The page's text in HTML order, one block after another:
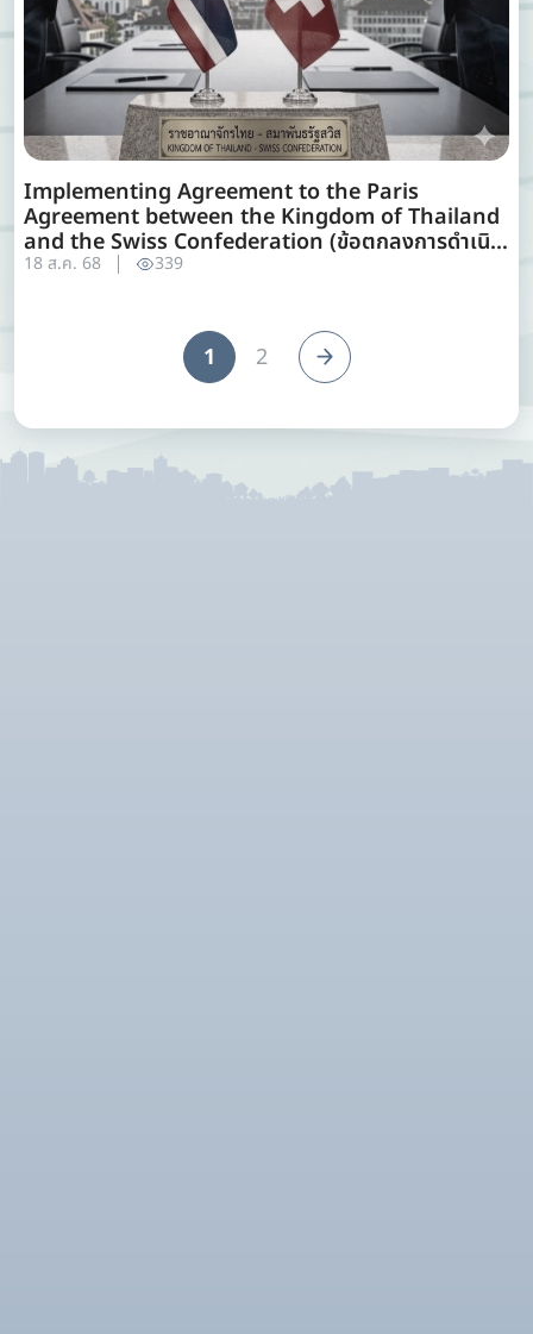
Implementing Agreement to the Paris
Agreement between the Kingdom of Thailand
and the Swiss Confederation (ข้อตกลงการดำเนิน
งานภายใต้ความตกลงปารีสระหว่างราชอาณาจักรไทยกับ
18 ส.ค. 68 339
1 2